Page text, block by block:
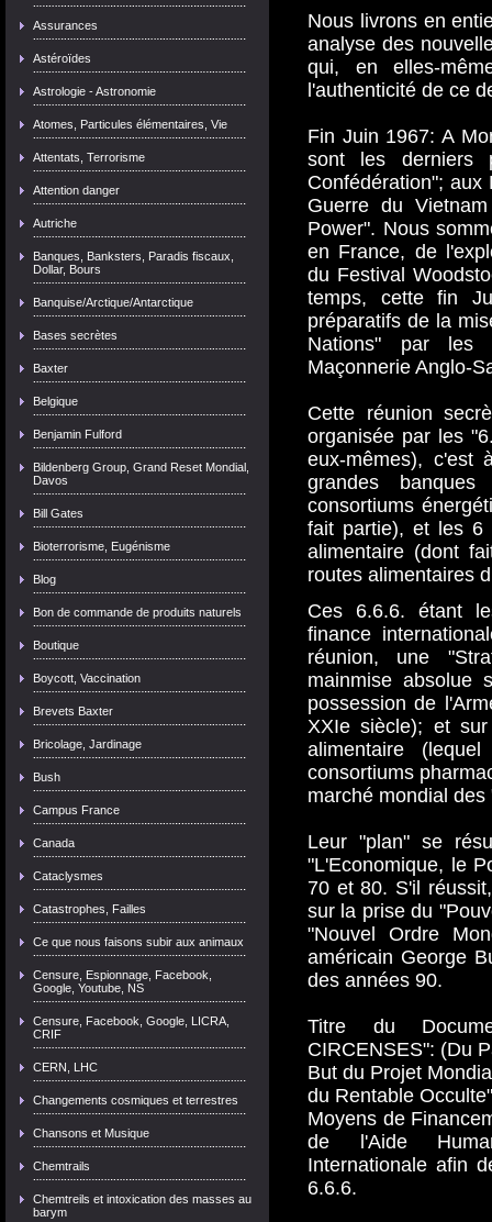
Assurances
Astéroïdes
Astrologie - Astronomie
Atomes, Particules élémentaires, Vie
Attentats, Terrorisme
Attention danger
Autriche
Banques, Banksters, Paradis fiscaux,
Dollar, Bours
Banquise/Arctique/Antarctique
Bases secrètes
Baxter
Belgique
Benjamin Fulford
Bildenberg Group, Grand Reset Mondial,
Davos
Bill Gates
Bioterrorisme, Eugénisme
Blog
Bon de commande de produits naturels
Boutique
Boycott, Vaccination
Brevets Baxter
Bricolage, Jardinage
Bush
Campus France
Canada
Cataclysmes
Catastrophes, Failles
Ce que nous faisons subir aux animaux
Censure, Espionnage, Facebook,
Google, Youtube, NS
Censure, Facebook, Google, LICRA,
CRIF
CERN, LHC
Changements cosmiques et terrestres
Chansons et Musique
Chemtrails
Chemtreils et intoxication des masses au
barym
Nous livrons en
analyse des
qui, en elles-
l'authenticité de ce
Fin Juin 1967: A
sont les derniers
Confédération";
Guerre du
Power". Nous
en France, de
du Festival
temps, cette fin
préparatifs de la
Nations" par les
Maçonnerie Anglo-
Cette réunion
organisée par les
eux-mêmes),
grandes
consortiums
fait partie), et les 6
alimentaire (dont
routes alimentaires
Ces 6.6.6. étant
finance
réunion, une
mainmise absolue
possession de
XXIe siècle); et
alimentaire
consortiums
marché mondial
Leur "plan" se
"L'Economique, le
70 et 80. S'il
sur la prise du
"Nouvel Ordre
américain George
des années 90.
Titre du
CIRCENSES": (Du
But du Projet
du Rentable
Moyens de
de l'Aide
Internationale afin
6.6.6.